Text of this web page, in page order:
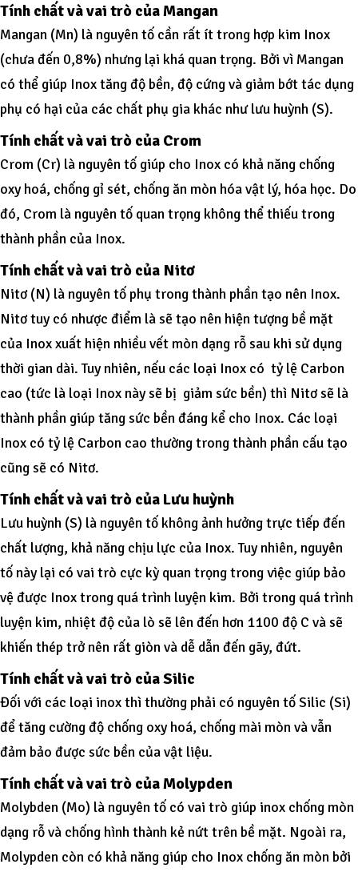
Tính chất và vai trò của Mangan
Mangan (Mn) là nguyên tố cần rất ít trong hợp kim Inox
(chưa đến 0,8%) nhưng lại khá quan trọng. Bởi vì Mangan
có thể giúp Inox tăng độ bền, độ cứng và giảm bớt tác dụng
phụ có hại của các chất phụ gia khác như lưu huỳnh (S).
Tính chất và vai trò của Crom
Crom (Cr) là nguyên tố giúp cho Inox có khả năng chống
oxy hoá, chống gỉ sét, chống ăn mòn hóa vật lý, hóa học. Do
đó, Crom là nguyên tố quan trọng không thể thiếu trong
thành phần của Inox.
Tính chất và vai trò của Nitơ
Nitơ (N) là nguyên tố phụ trong thành phần tạo nên Inox.
Nitơ tuy có nhược điểm là sẽ tạo nên hiện tượng bề mặt
của Inox xuất hiện nhiều vết mòn dạng rỗ sau khi sử dụng
thời gian dài. Tuy nhiên, nếu các loại Inox có tỷ lệ Carbon
cao (tức là loại Inox này sẽ bị giảm sức bền) thì Nitơ sẽ là
thành phần giúp tăng sức bền đáng kể cho Inox. Các loại
Inox có tỷ lệ Carbon cao thường trong thành phần cấu tạo
cũng sẽ có Nitơ.
Tính chất và vai trò của Lưu huỳnh
Lưu huỳnh (S) là nguyên tố không ảnh hưởng trực tiếp đến
chất lượng, khả năng chịu lực của Inox. Tuy nhiên, nguyên
tố này lại có vai trò cực kỳ quan trọng trong việc giúp bảo
vệ được Inox trong quá trình luyện kim. Bởi trong quá trình
luyện kim, nhiệt độ của lò sẽ lên đến hơn 1100 độ C và sẽ
khiến thép trở nên rất giòn và dễ dẫn đến gãy, đứt.
Tính chất và vai trò của Silic
Đối với các loại inox thì thường phải có nguyên tố Silic (Si)
để tăng cường độ chống oxy hoá, chống mài mòn và vẫn
đảm bảo được sức bền của vật liệu.
Tính chất và vai trò của Molypden
Molybden (Mo) là nguyên tố có vai trò giúp inox chống mòn
dạng rỗ và chống hình thành kẻ nứt trên bề mặt. Ngoài ra,
Molypden còn có khả năng giúp cho Inox chống ăn mòn bởi